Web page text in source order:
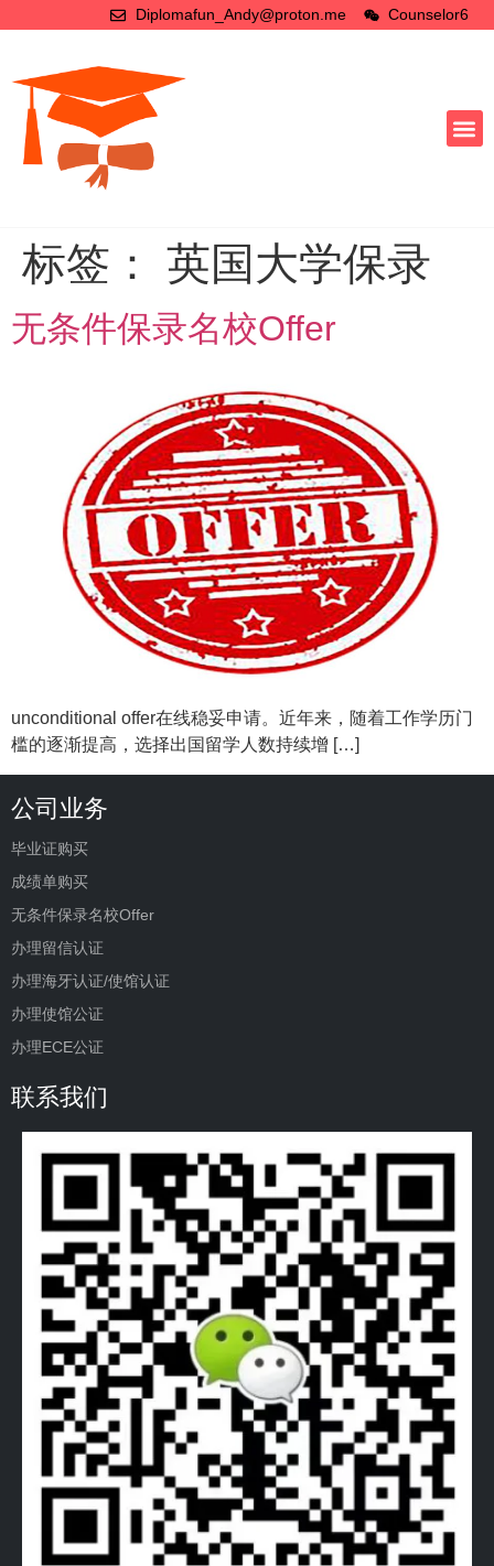
Diplomafun_Andy@proton.me Counselor6
标签： 英国大学保录
无条件保录名校Offer
unconditional offer在线稳妥申请。近年来，随着工作学历门
槛的逐渐提高，选择出国留学人数持续增 […]
公司业务
毕业证购买
成绩单购买
无条件保录名校Offer
办理留信认证
办理海牙认证/使馆认证
办理使馆公证
办理ECE公证
联系我们